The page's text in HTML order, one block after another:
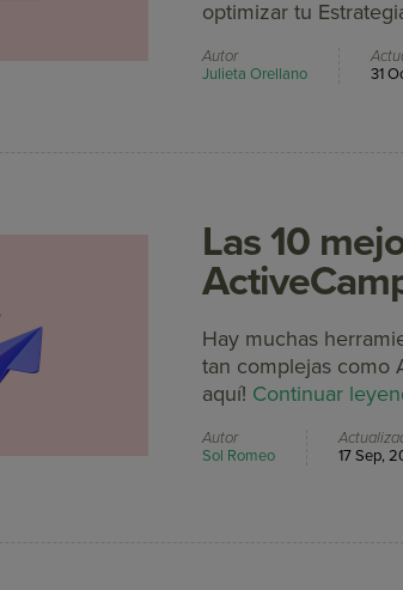
optimizar tu
Autor
Julieta Orellano
31
Las 10
Hay muchas
tan complejas como
aquí! Continuar
Autor
Sol Romeo
17 Sep,